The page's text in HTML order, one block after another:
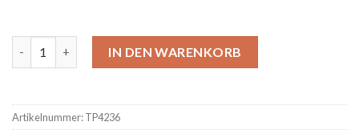
IN DEN WARENKORB
Artikelnummer:TP4236